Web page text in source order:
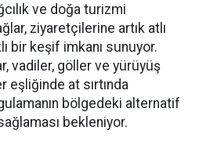
ve doğa turizmi
ziyaretçilerine artık atlı
bir keşif imkanı sunuyor.
vadiler, göller ve yürüyüş
eşliğinde at sırtında
bölgedeki alternatif
bekleniyor.